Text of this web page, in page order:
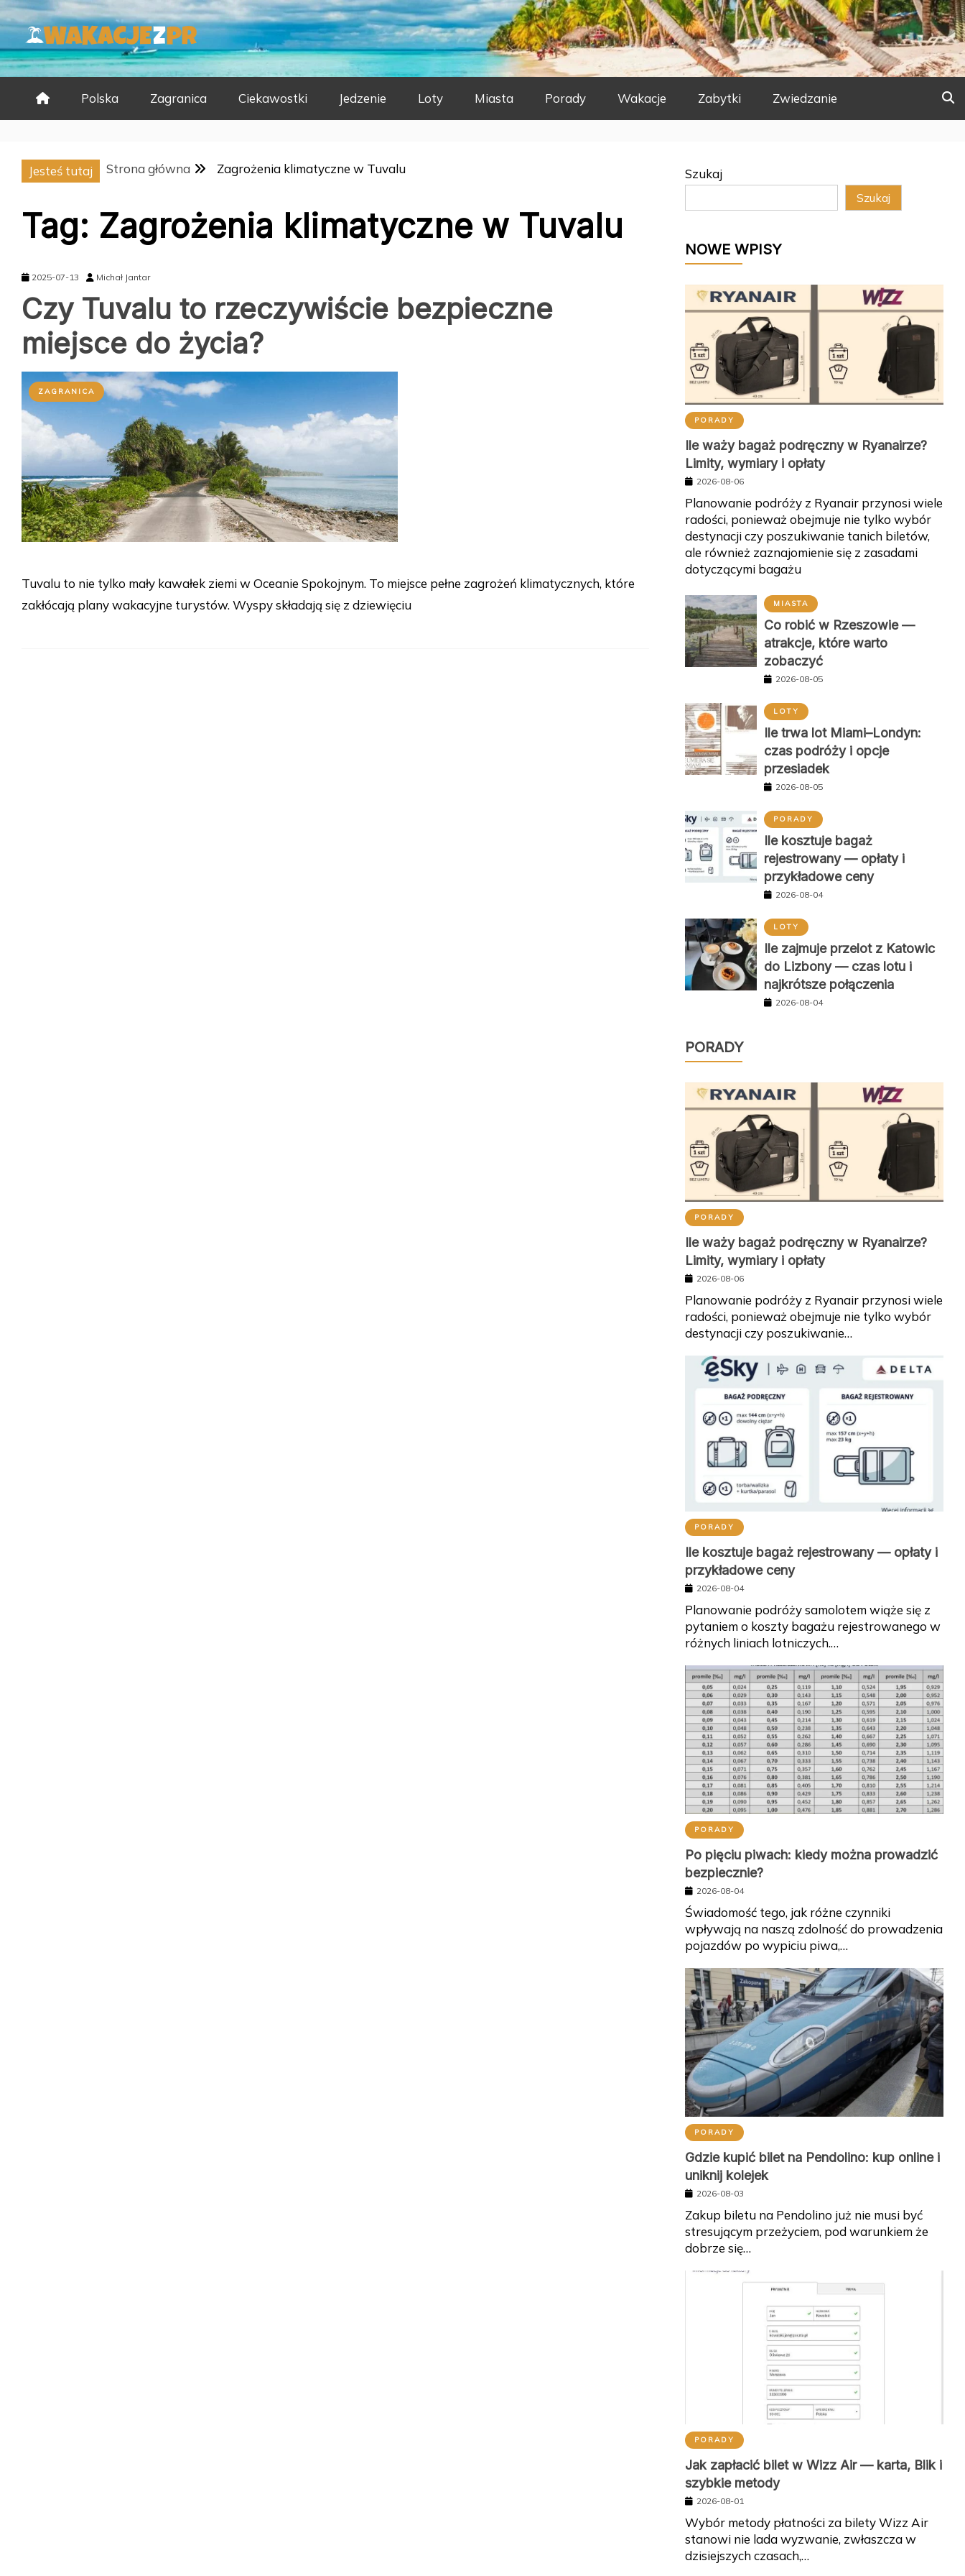
Skip
to
content
Polska Zagranica Ciekawostki Jedzenie Loty Miasta Porady Wakacje Zabytki Zwiedzanie
Jesteś tutaj Strona główna Zagrożenia klimatyczne w Tuvalu
Tag: Zagrożenia klimatyczne w Tuvalu
2025-07-13 Michał Jantar
Czy Tuvalu to rzeczywiście bezpieczne
miejsce do życia?
ZAGRANICA
Tuvalu to nie tylko mały kawałek ziemi w Oceanie Spokojnym. To miejsce pełne zagrożeń klimatycznych, które
zakłócają plany wakacyjne turystów. Wyspy składają się z dziewięciu
Szukaj
Szukaj
NOWE WPISY
PORADY
Ile waży bagaż podręczny w Ryanairze?
Limity, wymiary i opłaty
2026-08-06
Planowanie podróży z Ryanair przynosi wiele
radości, ponieważ obejmuje nie tylko wybór
destynacji czy poszukiwanie tanich biletów,
ale również zaznajomienie się z zasadami
dotyczącymi bagażu
MIASTA
Co robić w Rzeszowie —
atrakcje, które warto
zobaczyć
2026-08-05
LOTY
Ile trwa lot Miami–Londyn:
czas podróży i opcje
przesiadek
2026-08-05
PORADY
Ile kosztuje bagaż
rejestrowany — opłaty i
przykładowe ceny
2026-08-04
LOTY
Ile zajmuje przelot z Katowic
do Lizbony — czas lotu i
najkrótsze połączenia
2026-08-04
PORADY
PORADY
Ile waży bagaż podręczny w Ryanairze?
Limity, wymiary i opłaty
2026-08-06
Planowanie podróży z Ryanair przynosi wiele
radości, ponieważ obejmuje nie tylko wybór
destynacji czy poszukiwanie…
PORADY
Ile kosztuje bagaż rejestrowany — opłaty i
przykładowe ceny
2026-08-04
Planowanie podróży samolotem wiąże się z
pytaniem o koszty bagażu rejestrowanego w
różnych liniach lotniczych.…
PORADY
Po pięciu piwach: kiedy można prowadzić
bezpiecznie?
2026-08-04
Świadomość tego, jak różne czynniki
wpływają na naszą zdolność do prowadzenia
pojazdów po wypiciu piwa,…
PORADY
Gdzie kupić bilet na Pendolino: kup online i
uniknij kolejek
2026-08-03
Zakup biletu na Pendolino już nie musi być
stresującym przeżyciem, pod warunkiem że
dobrze się…
PORADY
Jak zapłacić bilet w Wizz Air — karta, Blik i
szybkie metody
2026-08-01
Wybór metody płatności za bilety Wizz Air
stanowi nie lada wyzwanie, zwłaszcza w
dzisiejszych czasach,…